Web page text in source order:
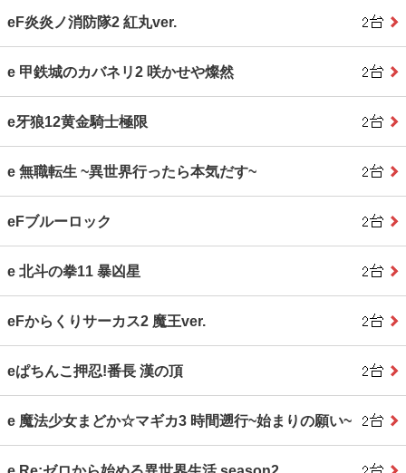
eF炎炎ノ消防隊2 紅丸ver.
e 甲鉄城のカバネリ2 咲かせや燦然
e牙狼12黄金騎士極限
e 無職転生 ~異世界行ったら本気だす~
eFブルーロック
e 北斗の拳11 暴凶星
eFからくりサーカス2 魔王ver.
eぱちんこ押忍!番長 漢の頂
e 魔法少女まどか☆マギカ3 時間遡行~始まりの願い~